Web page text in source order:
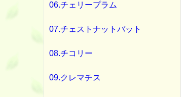
06.チェリープラム
07.チェストナットバット
08.チコリー
09.クレマチス